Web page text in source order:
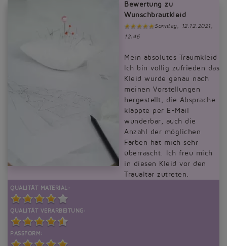
Bewertung zu
Wunschbrautkleid
Sonntag, 12.12.2021,
12:46
Mein absolutes Traumkleid
Ich bin völlig zufrieden das
Kleid wurde genau nach
meinen Vorstellungen
hergestellt, die Absprache
klappte per E-Mail
wunderbar, auch die
Anzahl der möglichen
Farben hat mich sehr
überrascht. Ich freu mich
in diesen Kleid vor den
Traualtar zutreten.
QUALITÄT MATERIAL:
QUALITÄT VERARBEITUNG:
PASSFORM: